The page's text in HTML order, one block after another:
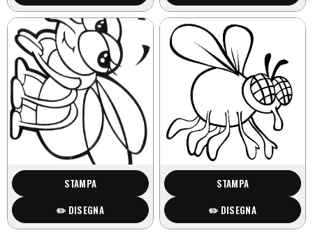
STAMPA
✏️ DISEGNA
STAMPA
✏️ DISEGNA